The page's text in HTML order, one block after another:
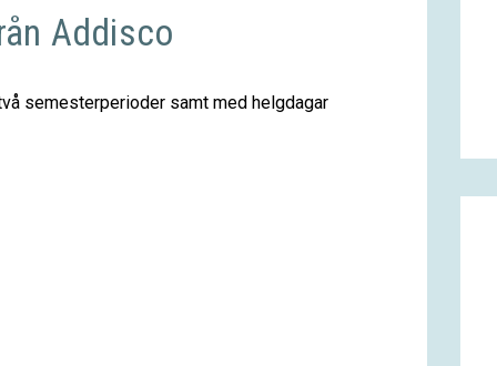
Addisco
semesterperioder samt med helgdagar